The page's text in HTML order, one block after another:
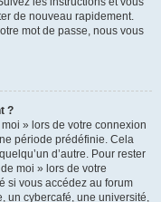
de nouveau rapidement.
mot de passe, nous vous
?
» lors de votre connexion
période prédéfinie. Cela
d’autre. Pour rester
moi » lors de votre
si vous accédez au forum
un cybercafé, une université,